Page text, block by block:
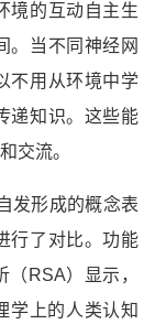
境的互动自主生
。当不同神经网
不用从环境中学
递知识。这些能
交流。
发形成的概念表
行了对比。功能
（ RSA）显示，
学上的人类认知